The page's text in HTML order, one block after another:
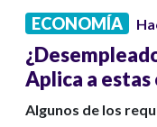
ECONOMÍA
Aplica a
Algunos de los